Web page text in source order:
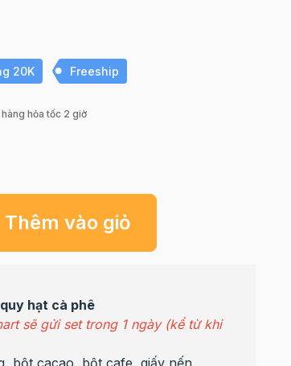
20K Freeship
hỏa tốc 2 giờ
Thêm vào giỏ
hạt cà phê
sẽ gửi set trong 1 ngày (kể từ khi
bột cacao, bột cafe, giấy nến